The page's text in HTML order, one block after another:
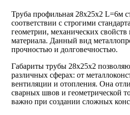
Труба профильная 28х25х2 L=6м
соответствии с строгими
геометрии, механических свойств
материала. Данный вид
прочностью и долговечностью.
Габариты трубы 28х25х2
различных сферах: от
вентиляции и отопления. Она
сварных швов и геометрической
важно при создании сложных